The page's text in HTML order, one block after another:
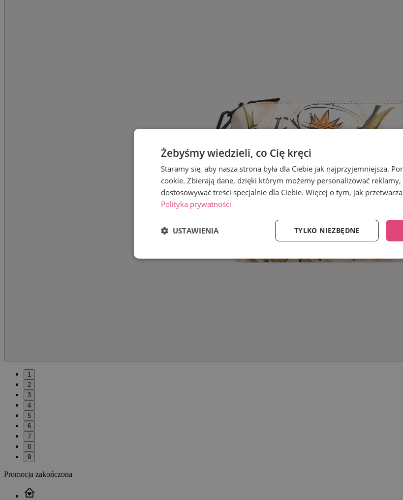
1
2
3
4
5
6
7
8
9
Promocja zakończona
Żebyśmy wiedzieli, co Cię kręci
Staramy się, aby nasza strona była dla Ciebie jak najprzyjemniejsza.
cookie. Zbierają dane, dzięki którym możemy personalizować reklamy,
dostosowywać treści specjalnie dla Ciebie. Więcej o tym, jak
Polityka prywatności
TYLKO NIEZBĘDNE
USTAWIENIA